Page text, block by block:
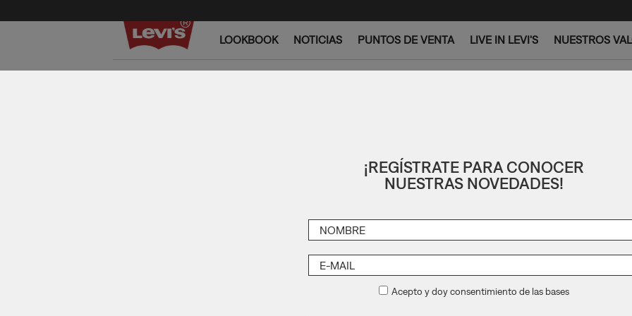
LOOKBOOK NOTICIAS PUNTOS DE VENTA LIVE IN LEVI'S NUESTROS
¡REGÍSTRATE PARA CONOCER
NUESTRAS NOVEDADES!
Acepto y doy consentimiento de las bases